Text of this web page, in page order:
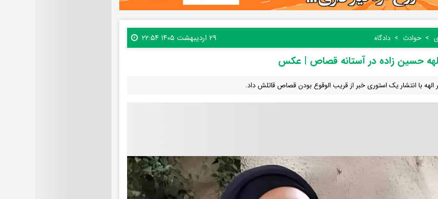
حوادث دادگاه ۲۹ اردیبهشت ۱۴۰۵ ۲۲:۵۴
حسین زاده در آستانه قصاص | عکس
الهه با انتشار یک استوری خبر از قریب الوقوع بودن قصاص قاتلش داد.